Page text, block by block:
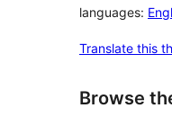
languages:
Translate this
Browse